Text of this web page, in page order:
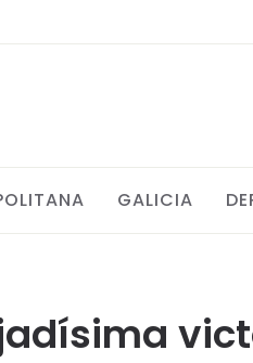
GALICIA